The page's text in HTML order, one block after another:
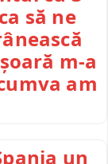
să ne
m-a
am
un